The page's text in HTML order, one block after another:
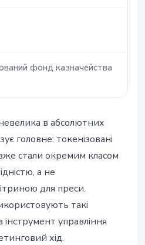
фонд казначейства
в абсолютних
головне: токенізовані
вже стали окремим класом
а не
для преси.
такі
управління
хід.